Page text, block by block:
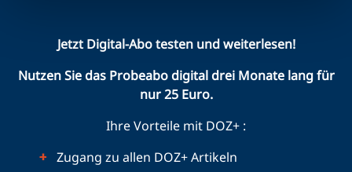
Jetzt Digital-Abo testen und weiterlesen!
Nutzen Sie das Probeabo digital drei Monate lang für
nur 25 Euro.
Ihre Vorteile mit DOZ+ :
Zugang zu allen DOZ+ Artikeln